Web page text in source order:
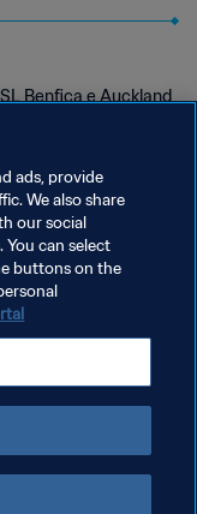
Benfica e Auckland
ads, provide
We also share
our social
You can select
buttons on the